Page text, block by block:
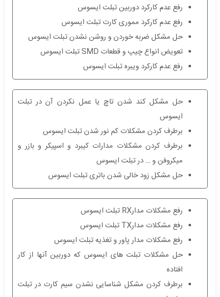
رفع عدم کارکرد دوربین تبلت ایسوس
رفع عدم کارکرد مموری کارت تبلت ایسوس
حل مشکل ضربه خوردن و روشن نشدن تبلت ایسوس
تعویض انواع چیپ و قطعات SMD تبلت ایسوس
رفع عدم کارکرد ویبره تبلت ایسوس
حل مشکل کند شدن تاچ یا عمل نکردن آن در تبلت
ایسوس
برطرف کردن مشکلات کم نور شدن تبلت ایسوس
برطرف کردن مشکلات مدارات کیبرد و اسپیکر و بازر و
میکروفن و … در تبلت ایسوس
حل مشکل زود خالی شدن باتری تبلت ایسوس
رفع مشکلات مدارRX تبلت ایسوس
رفع مشکلات مدارTX تبلت ایسوس
رفع مشکلات مدار پاور و تغذیه تبلت ایسوس
حل مشکلات تبلت های ایسوس که دوربین آنها از کار
افتاده
برطرف کردن مشکل شناسایی نشدن سیم کارت در تبلت